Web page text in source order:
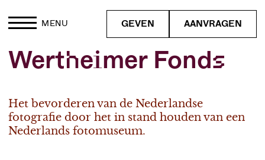
GEVEN AANVRAGEN
MENU
Wertheimer Fonds
Het bevorderen van de Nederlandse
fotografie door het in stand houden van een
Nederlands fotomuseum.